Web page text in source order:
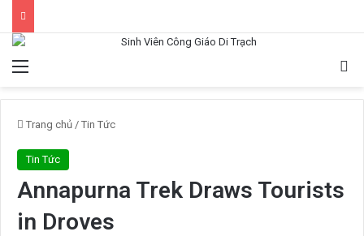
Menu
Trang chủ / Tin Tức
Tin Tức
Annapurna Trek Draws Tourists
in Droves